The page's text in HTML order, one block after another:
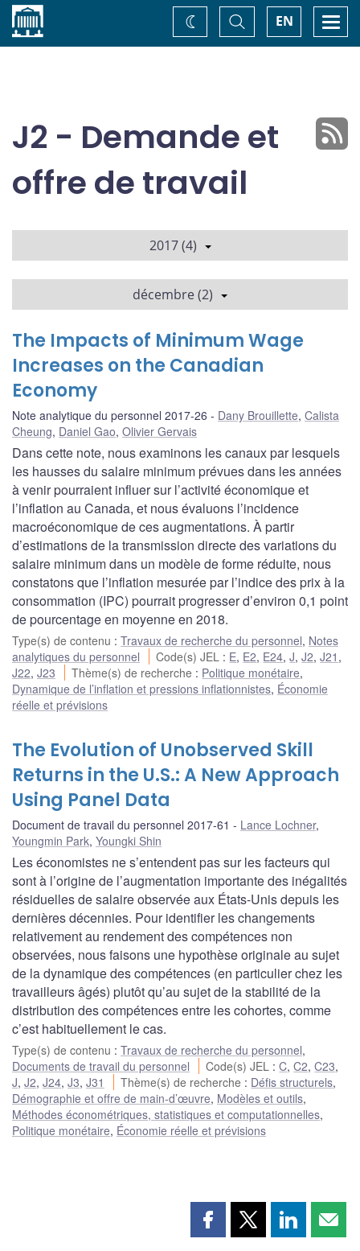
Accueil EN
Basculer
la
recherche
Changez
de
J2 - Demande et
offre de travail
2017 (4)
décembre (2)
The Impacts of Minimum Wage
Increases on the Canadian
Economy
Note analytique du personnel 2017-26 Dany Brouillette, Calista
Cheung, Daniel Gao, Olivier Gervais
Dans cette note, nous examinons les canaux par lesquels
les hausses du salaire minimum prévues dans les années
à venir pourraient influer sur l’activité économique et
l’inflation au Canada, et nous évaluons l’incidence
macroéconomique de ces augmentations. À partir
d’estimations de la transmission directe des variations du
salaire minimum dans un modèle de forme réduite, nous
constatons que l’inflation mesurée par l’indice des prix à la
consommation (IPC) pourrait progresser d’environ 0,1 point
de pourcentage en moyenne en 2018.
Type(s) de contenu : Travaux de recherche du personnel, Notes
analytiques du personnel
Code(s) JEL : E, E2, E24,J,J2,J21 ,
J22, J23 Thème(s) de recherche : Politique monétaire,
Dynamique de l’inflation et pressions inflationnistes, Économie
réelle et prévisions
The Evolution of Unobserved Skill
Returns in the U.S.: A New Approach
Using Panel Data
Document de travail du personnel 2017-61 Lance Lochner,
Youngmin Park, Youngki Shin
Les économistes ne s’entendent pas sur les facteurs qui
sont à l’origine de l’augmentation importante des inégalités
résiduelles de salaire observée aux États-Unis depuis les
dernières décennies. Pour identifier les changements
relativement au rendement des compétences non
observées, nous faisons une hypothèse originale au sujet
de la dynamique des compétences (en particulier chez les
travailleurs âgés) plutôt qu’au sujet de la stabilité de la
distribution des compétences entre les cohortes, comme
c’est habituellement le cas.
Type(s) de contenu : Travaux de recherche du personnel,
Documents de travail du personnel
Code(s) JEL :C,C2,C23,
J, J2, J24, J3, J31 Thème(s) de recherche : Défis structurels,
Démographie et offre de main-d’œuvre, Modèles et outils,
Méthodes économétriques, statistiques et computationnelles,
Politique monétaire, Économie réelle et prévisions
PartagerPartagerPartager